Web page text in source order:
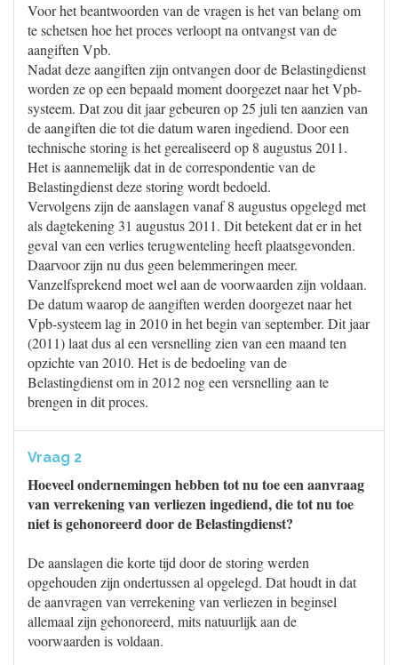
Voor het beantwoorden van de vragen is het van belang om
te schetsen hoe het proces verloopt na ontvangst van de
aangiften Vpb.
Nadat deze aangiften zijn ontvangen door de Belastingdienst
worden ze op een bepaald moment doorgezet naar het Vpb-
systeem. Dat zou dit jaar gebeuren op 25 juli ten aanzien van
de aangiften die tot die datum waren ingediend. Door een
technische storing is het gerealiseerd op 8 augustus 2011.
Het is aannemelijk dat in de correspondentie van de
Belastingdienst deze storing wordt bedoeld.
Vervolgens zijn de aanslagen vanaf 8 augustus opgelegd met
als dagtekening 31 augustus 2011. Dit betekent dat er in het
geval van een verlies terugwenteling heeft plaatsgevonden.
Daarvoor zijn nu dus geen belemmeringen meer.
Vanzelfsprekend moet wel aan de voorwaarden zijn voldaan.
De datum waarop de aangiften werden doorgezet naar het
Vpb-systeem lag in 2010 in het begin van september. Dit jaar
(2011) laat dus al een versnelling zien van een maand ten
opzichte van 2010. Het is de bedoeling van de
Belastingdienst om in 2012 nog een versnelling aan te
brengen in dit proces.
Vraag 2
Hoeveel ondernemingen hebben tot nu toe een aanvraag
van verrekening van verliezen ingediend, die tot nu toe
niet is gehonoreerd door de Belastingdienst?
De aanslagen die korte tijd door de storing werden
opgehouden zijn ondertussen al opgelegd. Dat houdt in dat
de aanvragen van verrekening van verliezen in beginsel
allemaal zijn gehonoreerd, mits natuurlijk aan de
voorwaarden is voldaan.